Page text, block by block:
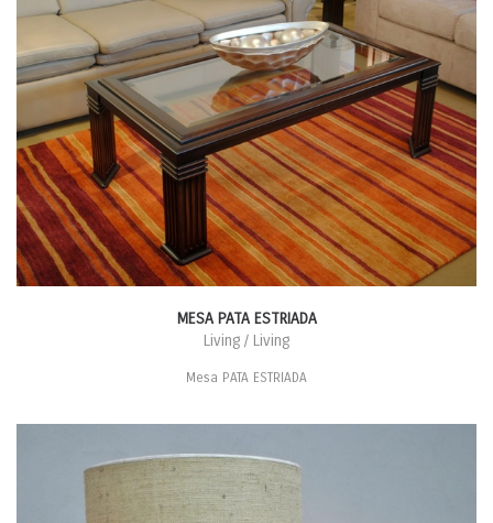
MESA PATA ESTRIADA
Living / Living
Mesa PATA ESTRIADA